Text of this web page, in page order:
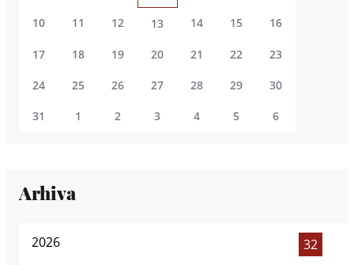
10 11 12 13 14 15 16
17 18 19 20 21 22 23
24 25 26 27 28 29 30
31 1 2 3 4 5 6
Arhiva
2026 32